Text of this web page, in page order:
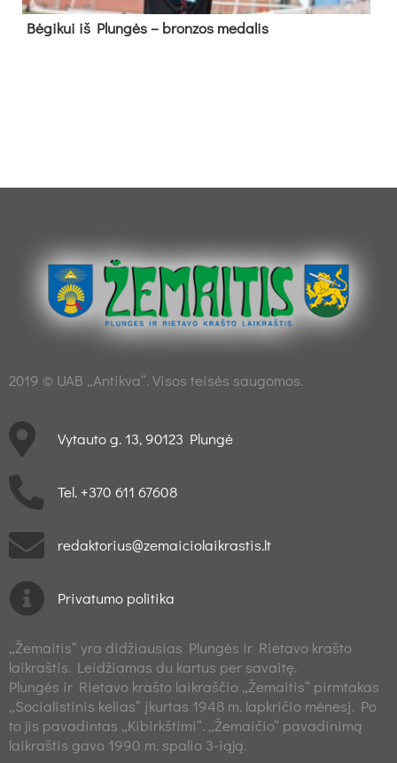
Bė­gi­kui iš Plun­gės – bron­zos me­da­lis
2019 © UAB „Antikva“. Visos teisės saugomos.
Vytauto g. 13, 90123 Plungė
Tel. +370 611 67608
redaktorius@zemaiciolaikrastis.lt
Privatumo politika
„Žemaitis“ yra didžiausias Plungės ir Rietavo krašto
laikraštis. Leidžiamas du kartus per savaitę.
Plungės ir Rietavo krašto laikraščio „Žemaitis“ pirmtakas
„Socialistinis kelias“ įkurtas 1948 m. lapkričio mėnesį. Po
to jis pavadintas „Kibirkštimi“. „Žemaičio“ pavadinimą
laikraštis gavo 1990 m. spalio 3-iąją.